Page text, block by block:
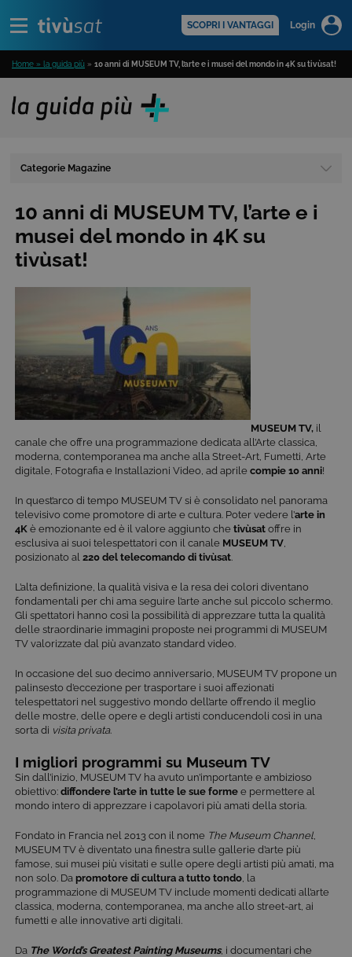
SCOPRI I VANTAGGI Login
Home » la guida più » 10 anni di MUSEUM TV, l’arte e i musei del mondo in 4K su tivùsat!
Categorie Magazine
10 anni di MUSEUM TV, l’arte e i
musei del mondo in 4K su
tivùsat!
MUSEUM TV, il
canale che offre una programmazione dedicata all’Arte classica,
moderna, contemporanea ma anche alla Street-Art, Fumetti, Arte
digitale, Fotografia e Installazioni Video, ad aprile compie 10 anni!
In quest’arco di tempo MUSEUM TV si è consolidato nel panorama
televisivo come promotore di arte e cultura. Poter vedere l’arte in
4K è emozionante ed è il valore aggiunto che tivùsat offre in
esclusiva ai suoi telespettatori con il canale MUSEUM TV
posizionato al 220 del telecomando di tivùsat
L’alta definizione, la qualità visiva e la resa dei colori diventano
fondamentali per chi ama seguire l’arte anche sul piccolo schermo.
Gli spettatori hanno così la possibilità di apprezzare tutta la qualità
delle straordinarie immagini proposte nei programmi di MUSEUM
TV valorizzate dal più avanzato standard video.
In occasione del suo decimo anniversario, MUSEUM TV propone un
palinsesto d’eccezione per trasportare i suoi affezionati
telespettatori nel suggestivo mondo dell’arte offrendo il meglio
delle mostre, delle opere e degli artisti conducendoli così in una
sorta di visita privata.
I migliori programmi su Museum TV
Sin dall’inizio, MUSEUM TV ha avuto un’importante e ambizioso
obiettivo: diffondere l’arte in tutte le sue forme e permettere al
mondo intero di apprezzare i capolavori più amati della storia.
Fondato in Francia nel 2013 con il nome The Museum Channel
MUSEUM TV è diventato una finestra sulle gallerie d’arte più
famose, sui musei più visitati e sulle opere degli artisti più amati, ma
non solo. Da promotore di cultura a tutto tondo , la
programmazione di MUSEUM TV include momenti dedicati all’arte
classica, moderna, contemporanea, ma anche allo street-art, ai
fumetti e alle innovative arti digitali.
Da The World’s Greatest Painting Museums, i documentari che